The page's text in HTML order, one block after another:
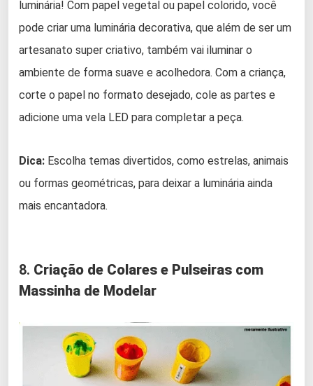
luminária! Com papel vegetal ou papel colorido, você
pode criar uma luminária decorativa, que além de ser um
artesanato super criativo, também vai iluminar o
ambiente de forma suave e acolhedora. Com a criança,
corte o papel no formato desejado, cole as partes e
adicione uma vela LED para completar a peça.
Dica: Escolha temas divertidos, como estrelas, animais
ou formas geométricas, para deixar a luminária ainda
mais encantadora.
8. Criação de Colares e Pulseiras com
Massinha de Modelar